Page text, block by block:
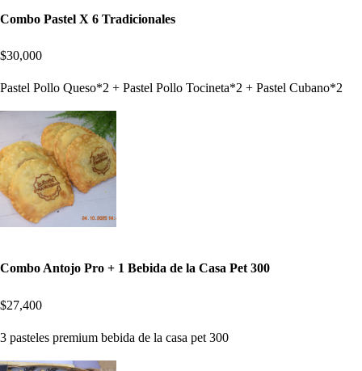
Combo Pastel X 6 Tradicionales
$30,000
Pastel Pollo Queso*2 + Pastel Pollo Tocineta*2 + Pastel Cubano*2
Combo Antojo Pro + 1 Bebida de la Casa Pet 300
$27,400
3 pasteles premium bebida de la casa pet 300